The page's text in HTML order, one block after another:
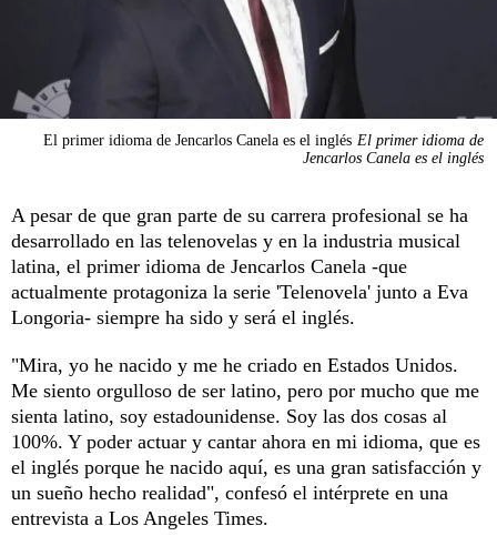
El primer idioma de Jencarlos Canela es el inglés El primer idioma de
Jencarlos Canela es el inglés
A pesar de que gran parte de su carrera profesional se ha
desarrollado en las telenovelas y en la industria musical
latina, el primer idioma de Jencarlos Canela -que
actualmente protagoniza la serie 'Telenovela' junto a Eva
Longoria- siempre ha sido y será el inglés.
"Mira, yo he nacido y me he criado en Estados Unidos.
Me siento orgulloso de ser latino, pero por mucho que me
sienta latino, soy estadounidense. Soy las dos cosas al
100%. Y poder actuar y cantar ahora en mi idioma, que es
el inglés porque he nacido aquí, es una gran satisfacción y
un sueño hecho realidad", confesó el intérprete en una
entrevista a Los Angeles Times.